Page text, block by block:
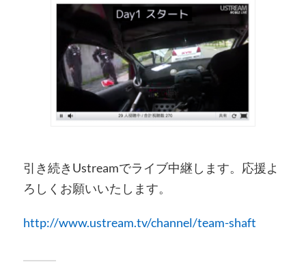
引き続きUstreamでライブ中継します。応援よ
ろしくお願いいたします。
http://www.ustream.tv/channel/team-shaft